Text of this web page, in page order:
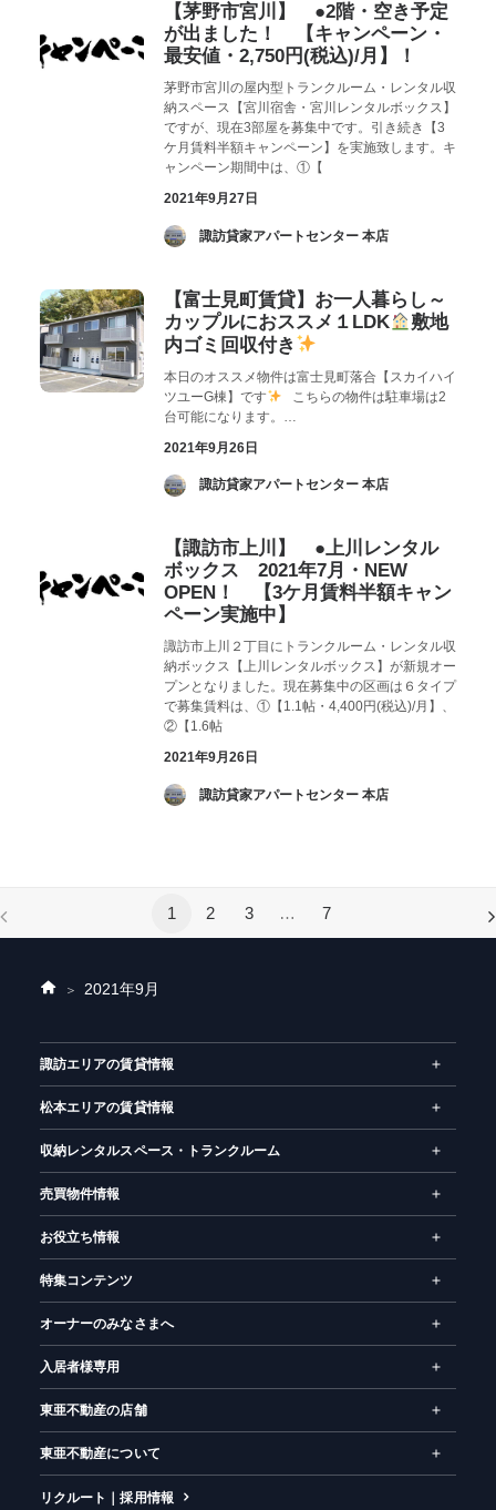
【茅野市宮川】 ●2階・空き予定
が出ました！ 【キャンペーン・
最安値・2,750円(税込)/月】！
茅野市宮川の屋内型トランクルーム・レンタル収
納スペース【宮川宿舎・宮川レンタルボックス】
ですが、現在3部屋を募集中です。引き続き【3
ケ月賃料半額キャンペーン】を実施致します。キ
ャンペーン期間中は、①【
2021年9月27日
­ 諏訪貸家アパートセンター 本店
【富士見町賃貸】お一人暮らし～
カップルにおススメ１LDK
敷地
内ゴミ回収付き
本日のオススメ物件は富士見町落合【スカイハイ
ツユーG棟】です
こちらの物件は駐車場は2
台可能になります。…
2021年9月26日
­ 諏訪貸家アパートセンター 本店
【諏訪市上川】 ●上川レンタル
ボックス 2021年7月・NEW
OPEN！ 【3ケ月賃料半額キャン
ペーン実施中】
諏訪市上川２丁目にトランクルーム・レンタル収
納ボックス【上川レンタルボックス】が新規オー
プンとなりました。現在募集中の区画は６タイプ
で募集賃料は、①【1.1帖・4,400円(税込)/月】、
②【1.6帖
2021年9月26日
­ 諏訪貸家アパートセンター 本店
1 2 3 … 7
ホ
2021年9月
諏訪エリアの賃貸情報
松本エリアの賃貸情報
収納レンタルスペース・トランクルーム
売買物件情報
お役立ち情報
特集コンテンツ
オーナーのみなさまへ
入居者様専用
東亜不動産の店舗
東亜不動産について
リクルート｜採用情報